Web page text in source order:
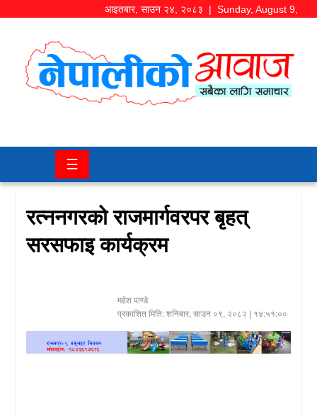
आइतबार, साउन २४, २०८३ | Sunday, August 9,
समाज/
चितवन
मनोरञ्जन
खेलकुद
☰
रत्ननगरको राजमार्गवरपर बृहत्
सरसफाइ कार्यक्रम
महेश पाण्डे
प्रकाशित मिति: शनिबार, साउन ०९, २०८२ | १४:५१:००